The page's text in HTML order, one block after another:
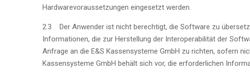
Hardwarevoraussetzungen eingesetzt werden.
2.3 Der Anwender ist nicht berechtigt, die Software zu
Informationen, die zur Herstellung der Interoperabilität der
Anfrage an die E&S Kassensysteme GmbH zu richten, sofern
Kassensysteme GmbH behält sich vor, die erforderlichen